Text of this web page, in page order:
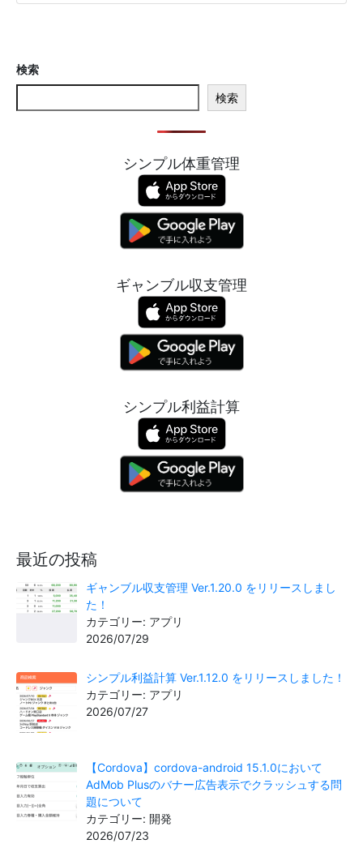
検索
検索
シンプル体重管理
ギャンブル収支管理
シンプル利益計算
最近の投稿
ギャンブル収支管理 Ver.1.20.0 をリリースしまし
た！
カテゴリー: アプリ
2026/07/29
シンプル利益計算 Ver.1.12.0 をリリースしました！
カテゴリー: アプリ
2026/07/27
【Cordova】cordova-android 15.1.0において
AdMob Plusのバナー広告表示でクラッシュする問
題について
カテゴリー: 開発
2026/07/23